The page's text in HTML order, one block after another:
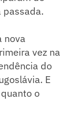
passada.
nova
vez na
do
E
o